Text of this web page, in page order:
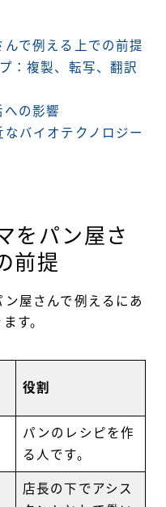
で例える上での前提
：複製、転写、翻訳
の影響
バイオテクノロジー
をパン屋さ
前提
屋さんで例えるにあ
す。
役割
パンのレシピを作
る人です。
店長の下でアシス